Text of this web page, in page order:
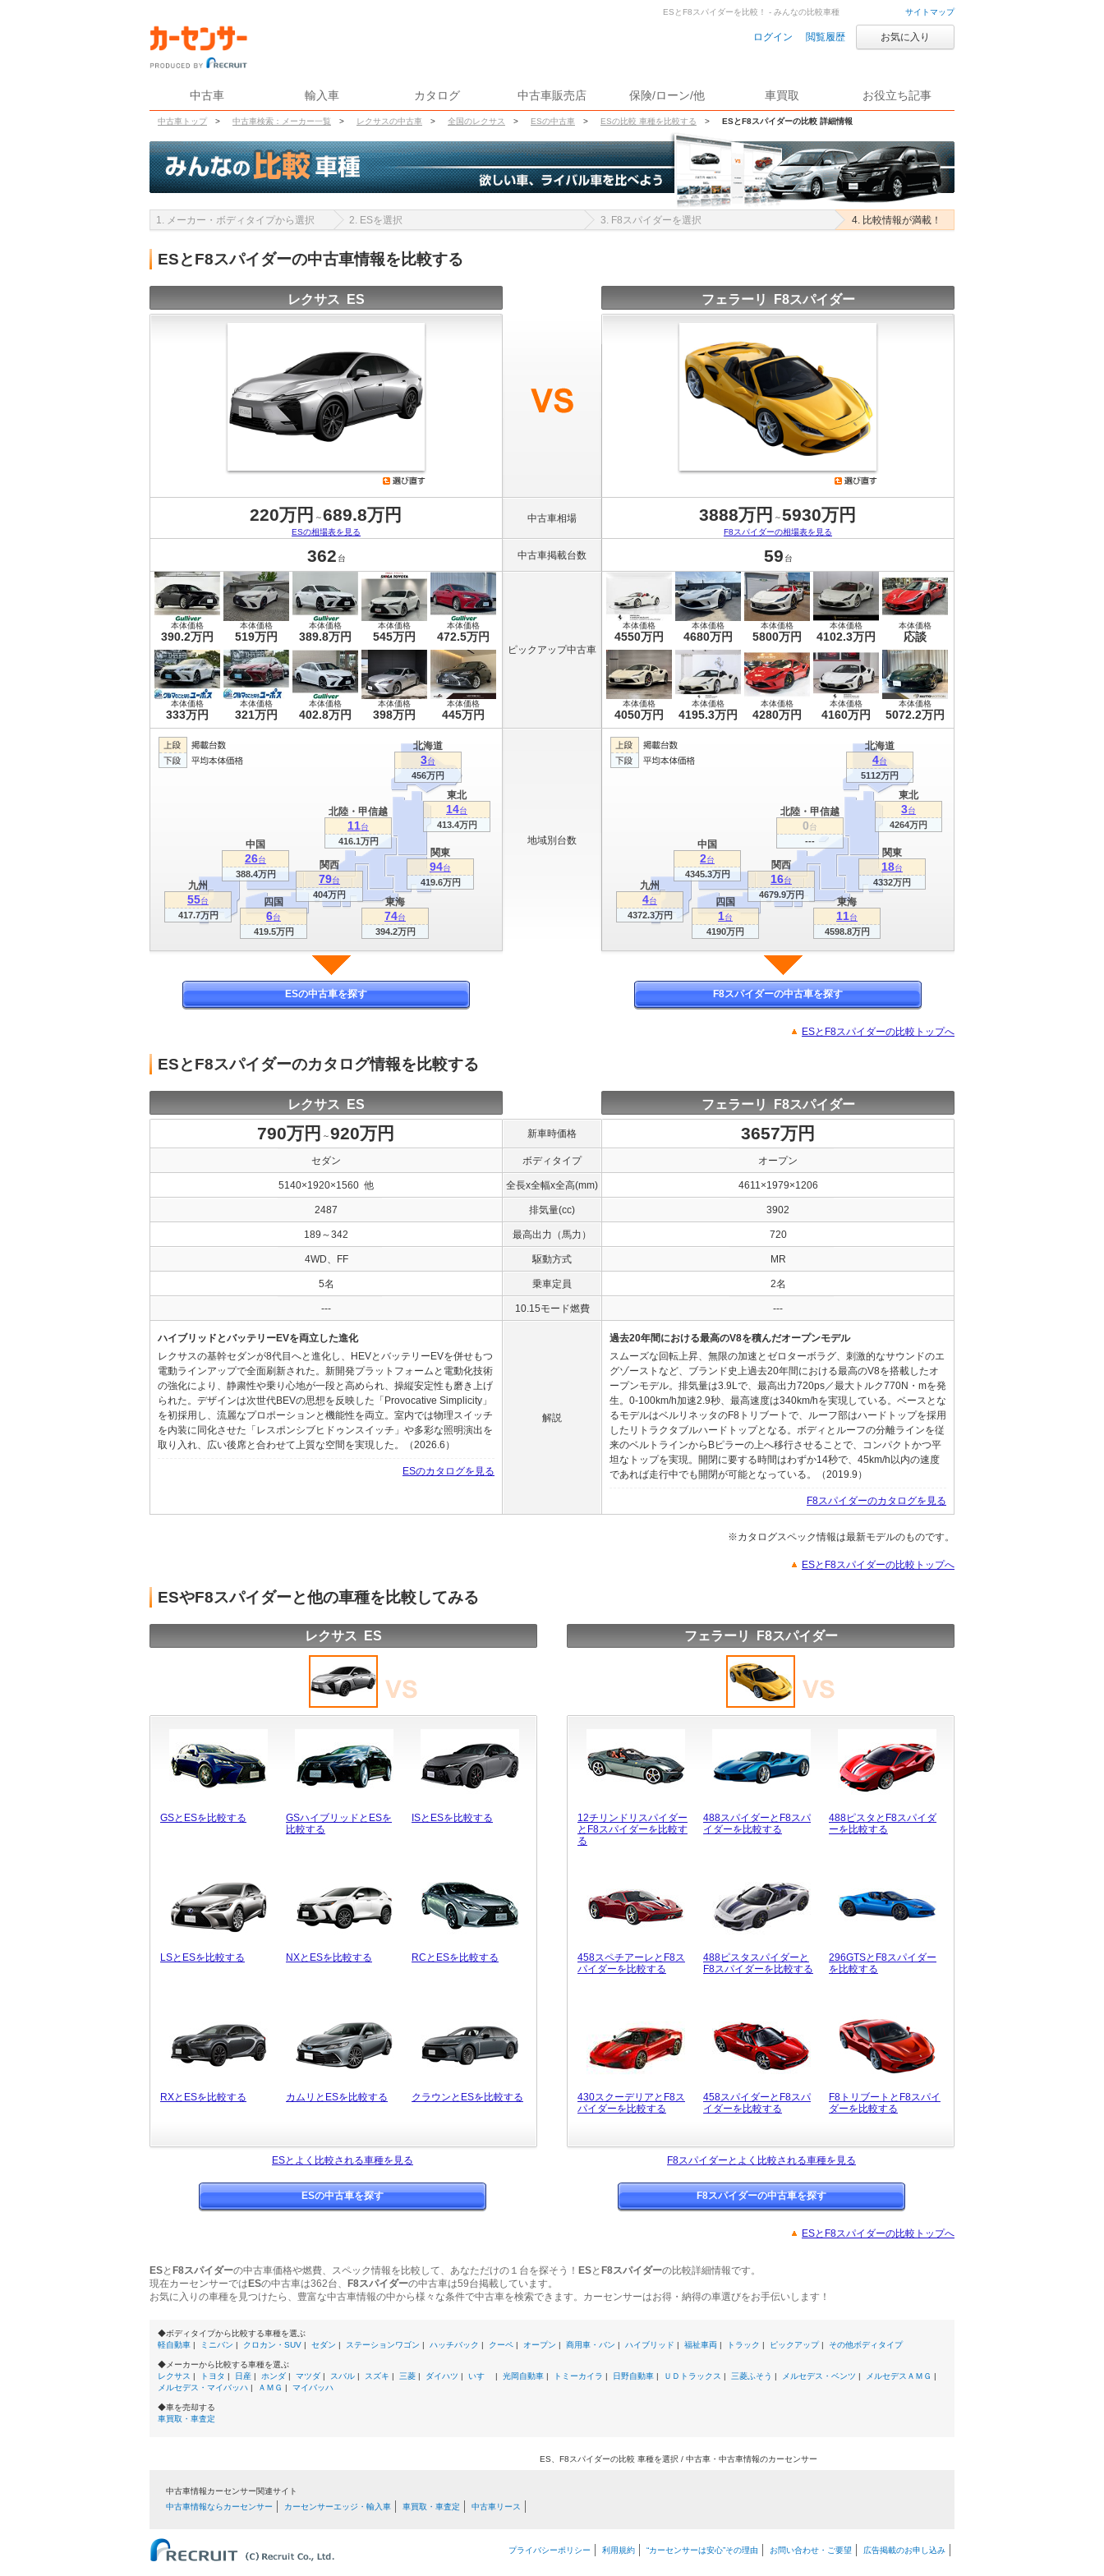
サイトマップ
ログイン 閲覧履歴 お気に入り
中古車 輸入車 カタログ 中古車販売店 保険/ローン/他 車買取 お役立ち記事
中古車トップ > 中古車検索：メーカー一覧 > レクサスの中古車 > 全国のレクサス > ESの中古車 > ESの比較 車種を比較する > ESとF8スパイダーの比較 詳細情報
ESとF8スパイダーを比較！ - みんなの比較車種
1. メーカー・ボディタイプから選択 2. ESを選択 3. F8スパイダーを選択 4. 比較情報が満載！
ESとF8スパイダーの中古車情報を比較する
レクサス ES フェラーリ F8スパイダー
220万円 ～689.8万円
ESの相場表を見る
中古車相場 3888万円 ～5930万円
F8スパイダーの相場表を見る
362 台 中古車掲載台数 59 台
本体価格
390.2万円
本体価格
519万円
本体価格
389.8万円
本体価格
545万円
本体価格
472.5万円
本体価格
333万円
本体価格
321万円
本体価格
402.8万円
本体価格
398万円
本体価格
445万円
ピックアップ中古車
本体価格
4550万円
本体価格
4680万円
本体価格
5800万円
本体価格
4102.3万円
本体価格
応談
本体価格
4050万円
本体価格
4195.3万円
本体価格
4280万円
本体価格
4160万円
本体価格
5072.2万円
関東
94台
419.6万円
関西
79台
404万円
東海
74台
394.2万円
北海道
3台
456万円
九州
55台
417.7万円
東北
14台
413.4万円
北陸・甲信越
11台
416.1万円
中国
26台
388.4万円
四国
6台
419.5万円
地域別台数
関東
18台
4332万円
関西
16台
4679.9万円
東海
11台
4598.8万円
北海道
4台
5112万円
九州
4台
4372.3万円
東北
3台
4264万円
北陸・甲信越
0台
---
中国
2台
4345.3万円
四国
1台
4190万円
ESの中古車を探す F8スパイダーの中古車を探す
ESとF8スパイダーの比較トップへ
ESとF8スパイダーのカタログ情報を比較する
レクサス ES フェラーリ F8スパイダー
790万円 ～920万円 新車時価格 3657万円
セダン ボディタイプ オープン
5140×1920×1560 他 全長x全幅x全高(mm) 4611×1979×1206
2487 排気量(cc) 3902
189～342 最高出力（馬力） 720
4WD、FF 駆動方式 MR
5名 乗車定員 2名
--- 10.15モード燃費 ---
ハイブリッドとバッテリーEVを両立した進化
レクサスの基幹セダンが8代目へと進化し、HEVとバッテリーEVを併せもつ
電動ラインアップで全面刷新された。新開発プラットフォームと電動化技術
の強化により、静粛性や乗り心地が一段と高められ、操縦安定性も磨き上げ
られた。デザインは次世代BEVの思想を反映した「Provocative Simplicity」
を初採用し、流麗なプロポーションと機能性を両立。室内では物理スイッチ
を内装に同化させた「レスポンシブヒドゥンスイッチ」や多彩な照明演出を
取り入れ、広い後席と合わせて上質な空間を実現した。（2026.6）
ESのカタログを見る
解説
過去20年間における最高のV8を積んだオープンモデル
スムーズな回転上昇、無限の加速とゼロターボラグ、刺激的なサウンドのエ
グゾーストなど、ブランド史上過去20年間における最高のV8を搭載したオ
ープンモデル。排気量は3.9Lで、最高出力720ps／最大トルク770N・mを発
生。0-100km/h加速2.9秒、最高速度は340km/hを実現している。ベースとな
るモデルはベルリネッタのF8トリブートで、ルーフ部はハードトップを採用
したリトラクタブルハードトップとなる。ボディとルーフの分離ラインを従
来のベルトラインからBピラーの上へ移行させることで、コンパクトかつ平
坦なトップを実現。開閉に要する時間はわずか14秒で、45km/h以内の速度
であれば走行中でも開閉が可能となっている。（2019.9）
F8スパイダーのカタログを見る
※カタログスペック情報は最新モデルのものです。
ESとF8スパイダーの比較トップへ
ESやF8スパイダーと他の車種を比較してみる
レクサス ES
GSとESを比較する
GSハイブリッドとESを
比較する
ISとESを比較する
LSとESを比較する NXとESを比較する RCとESを比較する
RXとESを比較する カムリとESを比較する クラウンとESを比較する
フェラーリ F8スパイダー
12チリンドリスパイダー
とF8スパイダーを比較す
る
488スパイダーとF8スパ
イダーを比較する
488ピスタとF8スパイダ
ーを比較する
458スペチアーレとF8ス
パイダーを比較する
488ピスタスパイダーと
F8スパイダーを比較する
296GTSとF8スパイダー
を比較する
430スクーデリアとF8ス
パイダーを比較する
458スパイダーとF8スパ
イダーを比較する
F8トリブートとF8スパイ
ダーを比較する
ESとよく比較される車種を見る F8スパイダーとよく比較される車種を見る
ESの中古車を探す F8スパイダーの中古車を探す
ESとF8スパイダーの比較トップへ
ESと F8スパイダーの中古車価格や燃費、スペック情報を比較して、あなただけの１台を探そう！ ESと F8スパイダーの比較詳細情報です。
現在カーセンサーでは ESの中古車は362台、 F8スパイダーの中古車は59台掲載しています。
お気に入りの車種を見つけたら、豊富な中古車情報の中から様々な条件で中古車を検索できます。カーセンサーはお得・納得の車選びをお手伝いします！
◆ボディタイプから比較する車種を選ぶ
軽自動車 | ミニバン | クロカン・SUV | セダン | ステーションワゴン | ハッチバック | クーペ | オープン | 商用車・バン | ハイブリッド | 福祉車両 | トラック | ピックアップ| その他ボディタイプ
◆メーカーから比較する車種を選ぶ
レクサス | トヨタ | 日産 | ホンダ | マツダ | スバル | スズキ | 三菱 | ダイハツ | いすゞ | 光岡自動車 | トミーカイラ | 日野自動車 | ＵＤトラックス | 三菱ふそう | メルセデス・ベンツ | メルセデスＡＭＧ |
メルセデス・マイバッハ | ＡＭＧ | マイバッハ
◆車を売却する
車買取・車査定
ES、F8スパイダーの比較 車種を選択 / 中古車・中古車情報のカーセンサー
中古車情報カーセンサー関連サイト
中古車情報ならカーセンサー
カーセンサーエッジ・輸入車 車買取・車査定 中古車リース
プライバシーポリシー 利用規約 “カーセンサーは安心”その理由 お問い合わせ・ご要望 広告掲載のお申し込み